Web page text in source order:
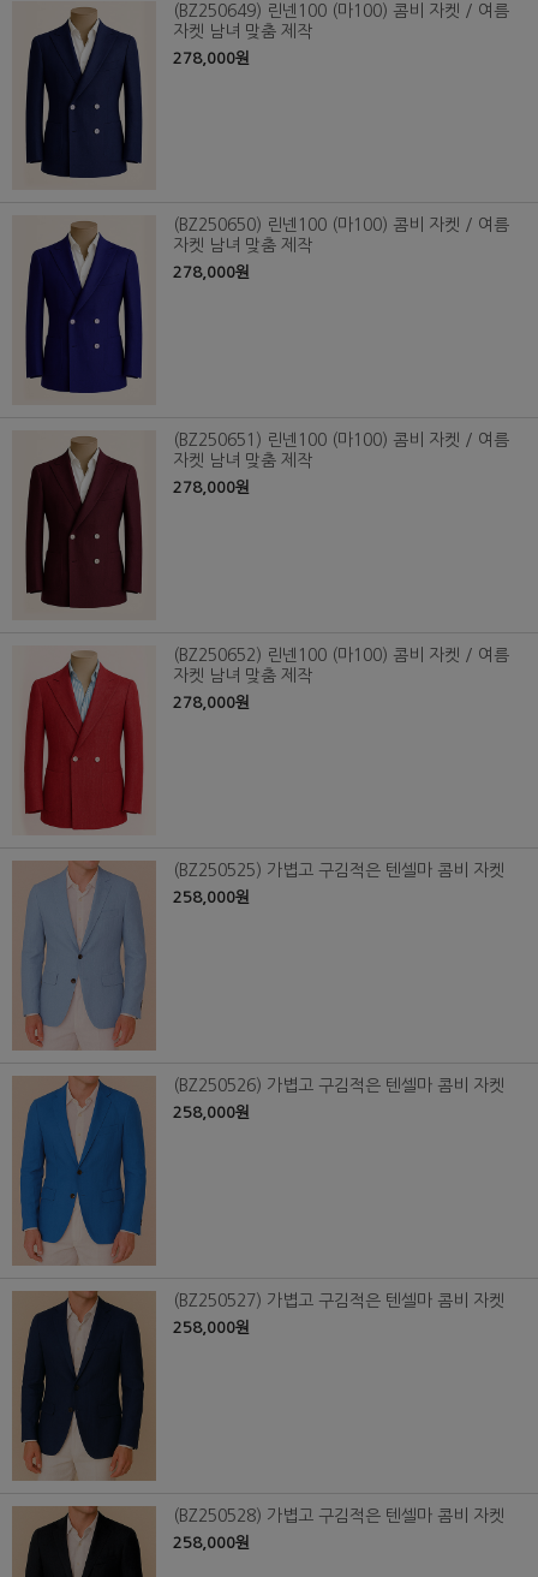
(BZ250649) 린넨100 (마100) 콤비 자켓 / 여름
자켓 남녀 맞춤 제작
278,000원
(BZ250650) 린넨100 (마100) 콤비 자켓 / 여름
자켓 남녀 맞춤 제작
278,000원
(BZ250651) 린넨100 (마100) 콤비 자켓 / 여름
자켓 남녀 맞춤 제작
278,000원
(BZ250652) 린넨100 (마100) 콤비 자켓 / 여름
자켓 남녀 맞춤 제작
278,000원
(BZ250525) 가볍고 구김적은 텐셀마 콤비 자켓
258,000원
(BZ250526) 가볍고 구김적은 텐셀마 콤비 자켓
258,000원
(BZ250527) 가볍고 구김적은 텐셀마 콤비 자켓
258,000원
(BZ250528) 가볍고 구김적은 텐셀마 콤비 자켓
258,000원